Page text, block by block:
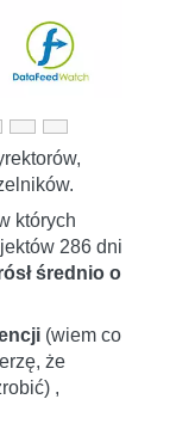
których
286 dni
średnio o
(wiem co
że
,